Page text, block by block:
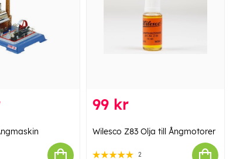
99 kr
Wilesco Z83 Olja till Ångmotorer
2